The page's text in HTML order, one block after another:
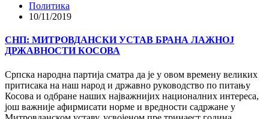
Политика
10/11/2019
СНП: МИТРОВДАНСКИ УСТАВ БРАНА ЛАЖНОЈ
ДРЖАВНОСТИ КОСОВА
Српска народна партија сматра да је у овом времену великих
притисака на наш народ и државно руководство по питању
Косова и одбране наших најважнијих националних интереса,
још важније афирмисати норме и вредности садржане у